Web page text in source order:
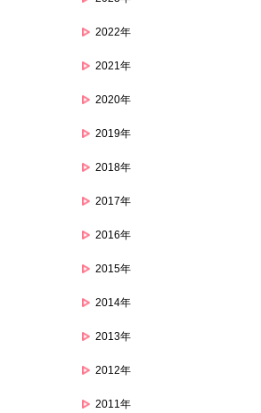
2022年
2021年
2020年
2019年
2018年
2017年
2016年
2015年
2014年
2013年
2012年
2011年